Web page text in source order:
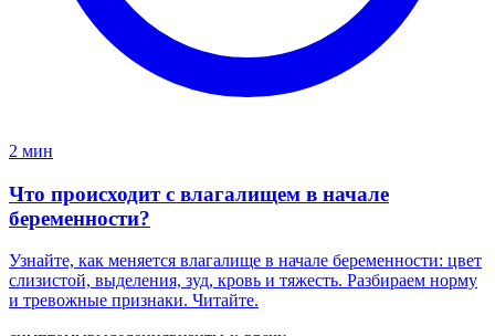
2 мин
Что происходит с влагалищем в начале
беременности?
Узнайте, как меняется влагалище в начале беременности: цвет
слизистой, выделения, зуд, кровь и тяжесть. Разбираем норму
и тревожные признаки. Читайте.